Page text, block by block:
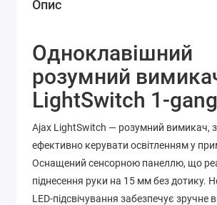
Опис
Одноклавішний
розумний
LightSwitch 1-
Ajax LightSwitch — розумний вимикач,
ефективно керувати освітленням у
Оснащений сенсорною панеллю, що
піднесення руки на 15 мм без дотику.
LED-підсвічування забезпечує зручне